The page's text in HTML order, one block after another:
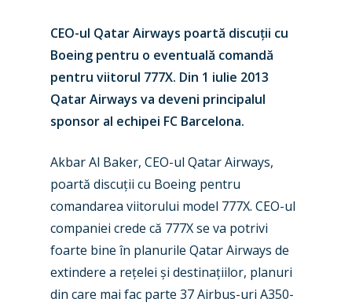
CEO-ul Qatar Airways poartă discuții cu
Boeing pentru o eventuală comandă
pentru viitorul 777X. Din 1 iulie 2013
Qatar Airways va deveni principalul
sponsor al echipei FC Barcelona.
Akbar Al Baker, CEO-ul Qatar Airways,
poartă discuții cu Boeing pentru
comandarea viitorului model 777X. CEO-ul
companiei crede că 777X se va potrivi
foarte bine în planurile Qatar Airways de
extindere a rețelei și destinațiilor, planuri
din care mai fac parte 37 Airbus-uri A350-